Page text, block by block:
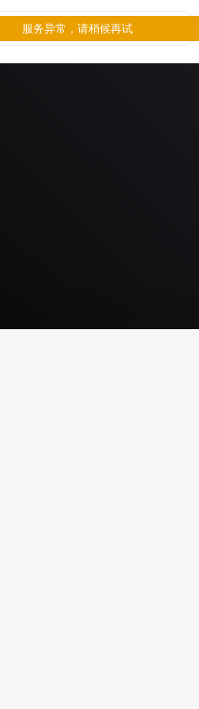
服务异常，请稍候再试